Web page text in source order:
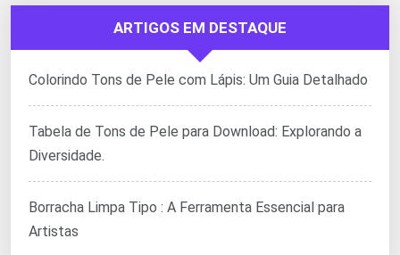
ARTIGOS EM DESTAQUE
Colorindo Tons de Pele com Lápis: Um Guia Detalhado
Tabela de Tons de Pele para Download: Explorando a
Diversidade.
Borracha Limpa Tipo : A Ferramenta Essencial para
Artistas